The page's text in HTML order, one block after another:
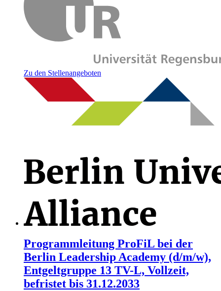
Zu den Stellenangeboten
Programmleitung ProFiL bei der
Berlin Leadership Academy (d/m/w),
Entgeltgruppe 13 TV-L, Vollzeit,
befristet bis 31.12.2033